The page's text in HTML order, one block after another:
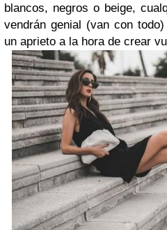
blancos, negros o beige,
vendrán genial (van con
un aprieto a la hora de crear